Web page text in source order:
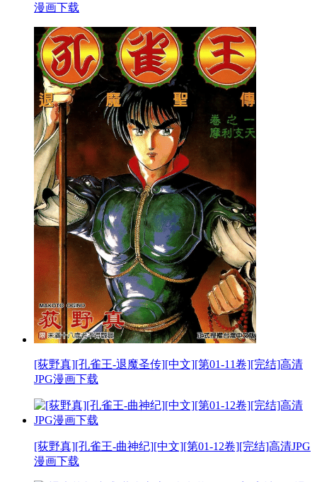
漫画下载
[荻野真][孔雀王-退魔圣传][中文][第01-11卷][完结]高清
JPG漫画下载
[荻野真][孔雀王-曲神纪][中文][第01-12卷][完结]高清JPG
漫画下载